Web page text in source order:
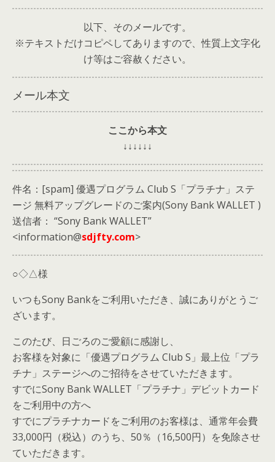
以下、そのメールです。
※テキストだけコピペしてありますので、性質上文字化
け等はご容赦ください。
メール本文
ここから本文
↓↓↓↓↓↓
件名：[spam] 優遇プログラム Club S「プラチナ」ステ
ージ 無料アップグレードのご案内(Sony Bank WALLET )
送信者： “Sony Bank WALLET”
<information@sdjfty.com>
○◇△様
いつもSony Bankをご利用いただき、誠にありがとうご
ざいます。
このたび、日ごろのご愛顧に感謝し、
お客様を対象に「優遇プログラム Club S」最上位「プラ
チナ」ステージへのご招待をさせていただきます。
すでにSony Bank WALLET「プラチナ」デビットカード
をご利用中の方へ
すでにプラチナカードをご利用のお客様は、通常年会費
33,000円（税込）のうち、50％（16,500円）を免除させ
ていただきます。